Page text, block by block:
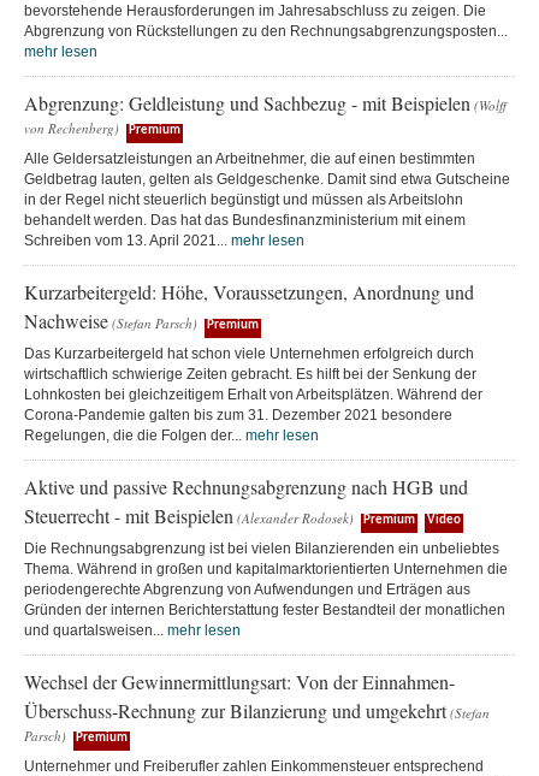
bevorstehende Herausforderungen im Jahresabschluss zu zeigen. Die
Abgrenzung von Rückstellungen zu den Rechnungsabgrenzungsposten...
mehr lesen
Abgrenzung: Geldleistung und Sachbezug - mit Beispielen (Wolff
von Rechenberg)
Premium
Alle Geldersatzleistungen an Arbeitnehmer, die auf einen bestimmten
Geldbetrag lauten, gelten als Geldgeschenke. Damit sind etwa Gutscheine
in der Regel nicht steuerlich begünstigt und müssen als Arbeitslohn
behandelt werden. Das hat das Bundesfinanzministerium mit einem
Schreiben vom 13. April 2021... mehr lesen
Kurzarbeitergeld: Höhe, Voraussetzungen, Anordnung und
Nachweise (Stefan Parsch) Premium
Das Kurzarbeitergeld hat schon viele Unternehmen erfolgreich durch
wirtschaftlich schwierige Zeiten gebracht. Es hilft bei der Senkung der
Lohnkosten bei gleichzeitigem Erhalt von Arbeitsplätzen. Während der
Corona-Pandemie galten bis zum 31. Dezember 2021 besondere
Regelungen, die die Folgen der... mehr lesen
Aktive und passive Rechnungsabgrenzung nach HGB und
Steuerrecht - mit Beispielen (Alexander Rodosek) Premium Video
Die Rechnungsabgrenzung ist bei vielen Bilanzierenden ein unbeliebtes
Thema. Während in großen und kapitalmarktorientierten Unternehmen die
periodengerechte Abgrenzung von Aufwendungen und Erträgen aus
Gründen der internen Berichterstattung fester Bestandteil der monatlichen
und quartalsweisen... mehr lesen
Wechsel der Gewinnermittlungsart: Von der Einnahmen-
Überschuss-Rechnung zur Bilanzierung und umgekehrt (Stefan
Parsch)
Premium
Unternehmer und Freiberufler zahlen Einkommensteuer entsprechend